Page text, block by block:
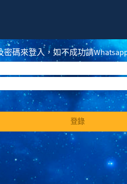
案
碼來登入，如不成功請Whatsapp
登錄